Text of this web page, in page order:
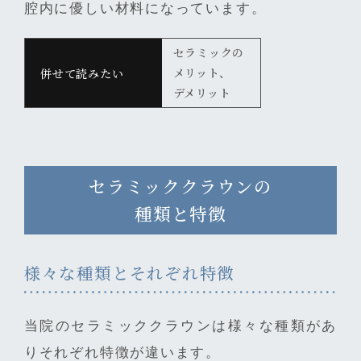
腔内に優しい材料になっています。
セラミックの
メリット、
デメリット
セラミッククラウンの
種類と特徴
様々な種類とそれぞれ特徴
当院のセラミッククラウンは様々な種類があ
りそれぞれ特徴が違います。